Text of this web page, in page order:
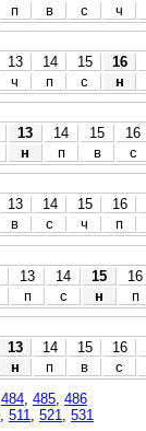
п в с
ч
13 14 15
16
ч п с
н
13 14 15
16
н п в
с
13 14 15
16
в с ч
п
13 14 15
16
п с н
п
13 14 15
16
н п в
с
484 485 486
511 521 531